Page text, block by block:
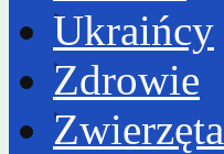
Ukraińcy
Zdrowie
Zwierzęta